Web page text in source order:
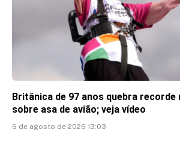
Britânica de 97 anos quebra recorde
sobre asa de avião; veja vídeo
6 de agosto de 2026 13:03